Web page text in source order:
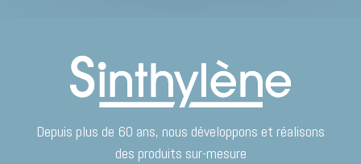
Depuis plus de 60 ans, nous développons et réalisons
des produits sur-mesure